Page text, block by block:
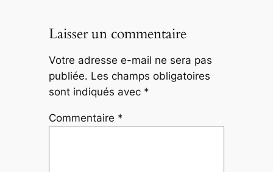
Laisser un commentaire
Votre adresse e-mail ne sera pas
publiée. Les champs obligatoires
sont indiqués avec *
Commentaire *